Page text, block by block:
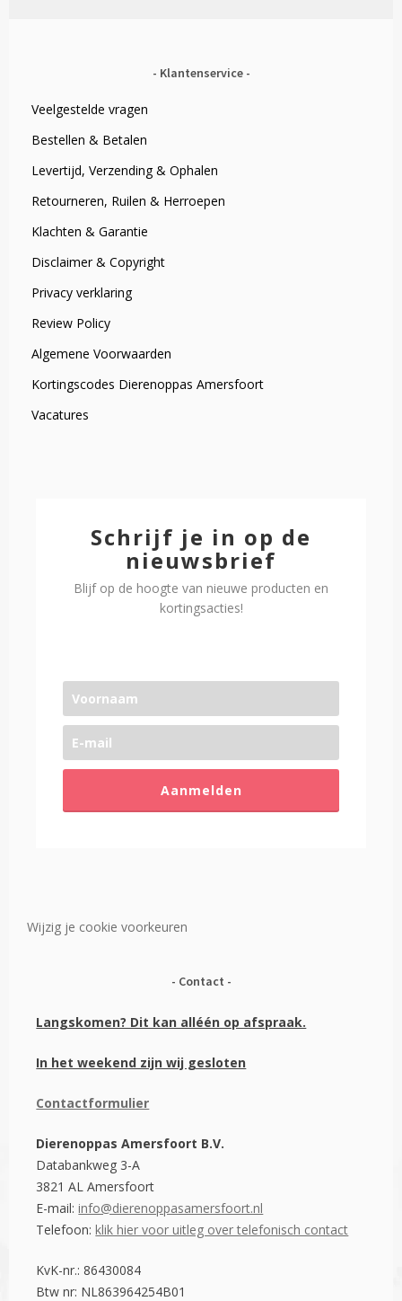
Klantenservice
Veelgestelde vragen
Bestellen & Betalen
Levertijd, Verzending & Ophalen
Retourneren, Ruilen & Herroepen
Klachten & Garantie
Disclaimer & Copyright
Privacy verklaring
Review Policy
Algemene Voorwaarden
Kortingscodes Dierenoppas Amersfoort
Vacatures
Schrijf je in op de
nieuwsbrief
Blijf op de hoogte van nieuwe producten en
kortingsacties!
Aanmelden
Wijzig je cookie voorkeuren
Contact
Langskomen? Dit kan alléén op afspraak.
In het weekend zijn wij gesloten
Contactformulier
Dierenoppas Amersfoort B.V.
Databankweg 3-A
3821 AL Amersfoort
E-mail:info@dierenoppasamersfoort.nl
Telefoon:klik hier voor uitleg over telefonisch contact
KvK-nr.: 86430084
Btw nr: NL863964254B01